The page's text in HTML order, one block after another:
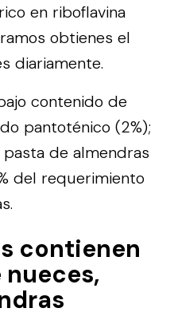
en riboflavina
obtienes el
diariamente.
contenido de
pantoténico (2%);
de almendras
del requerimiento
contienen
nueces,